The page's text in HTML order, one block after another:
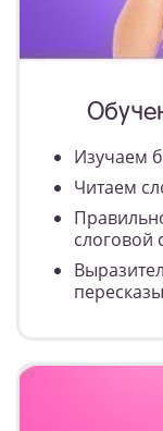
Изучаем
Читаем
слоговой